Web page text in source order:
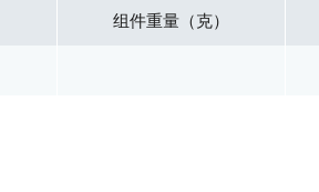
组件重量（克）